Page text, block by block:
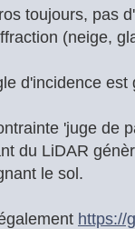
toujours, pas
(neige,
d'incidence
'juge de
du LiDAR
le sol.
https://